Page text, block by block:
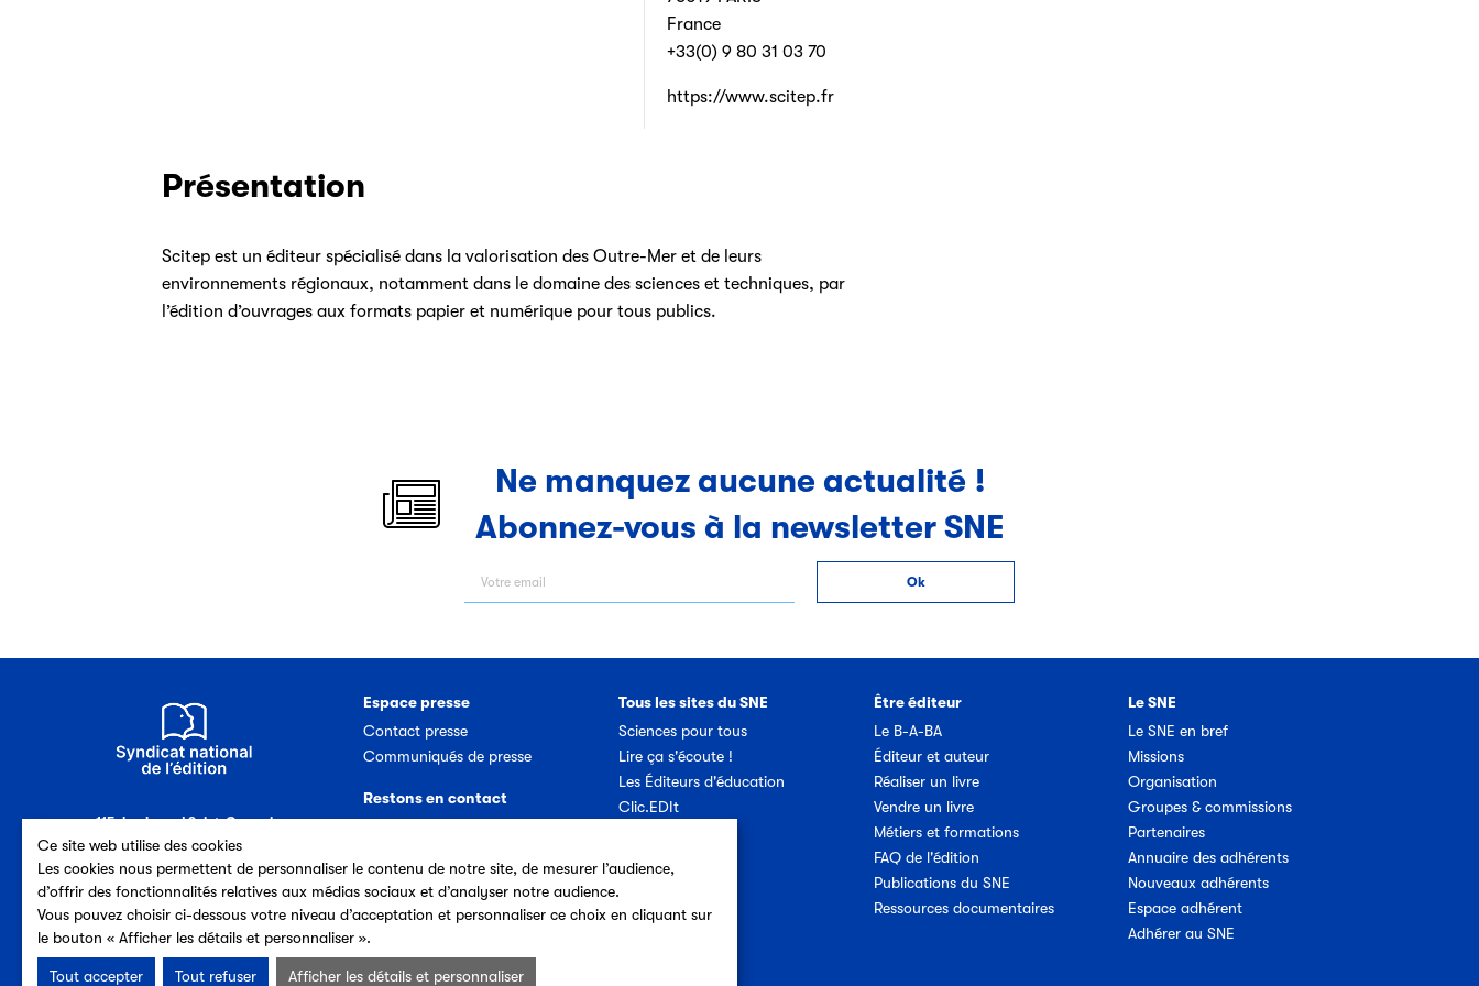
Ce site web utilise des cookies
Les cookies nous permettent de personnaliser le contenu de notre site, de mesurer l’audience,
d’offrir des fonctionnalités relatives aux médias sociaux et d’analyser notre audience.
Vous pouvez choisir ci-dessous votre niveau d’acceptation et personnaliser ce choix en cliquant sur
le bouton « Afficher les détails et personnaliser ».
Tout accepter Tout refuser Afficher les détails et personnaliser
France
+33(0) 9 80 31 03 70
https://www.scitep.fr
Présentation
Scitep est un éditeur spécialisé dans la valorisation des Outre-Mer et de leurs
environnements régionaux, notamment dans le domaine des sciences et techniques, par
l’édition d’ouvrages aux formats papier et numérique pour tous publics.
Ne manquez aucune actualité !
Abonnez-vous à la newsletter SNE
115, boulevard Saint-Germain
75006 Paris (France)
Espace presse
Contact presse
Communiqués de presse
Restons en contact
Tous les sites du SNE
Sciences pour tous
Lire ça s'écoute !
Les Éditeurs d'éducation
Clic.EDIt
Offres d'emploi
Être éditeur
Le B-A-BA
Éditeur et auteur
Réaliser un livre
Vendre un livre
Métiers et formations
FAQ de l'édition
Publications du SNE
Ressources documentaires
Le SNE
Le SNE en bref
Missions
Organisation
Groupes & commissions
Partenaires
Annuaire des adhérents
Nouveaux adhérents
Espace adhérent
Adhérer au SNE